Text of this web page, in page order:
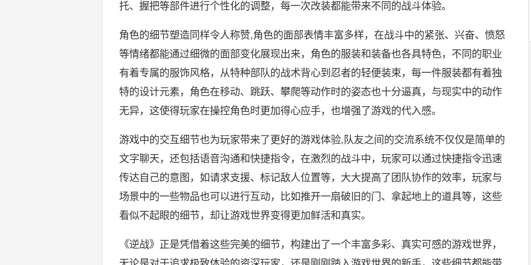
托、握把等部件进行个性化的调整，每一次改装都能带来不同的战斗体验。
角色的细节塑造同样令人称赞,角色的面部表情丰富多样，在战斗中的紧张、兴奋、愤怒
等情绪都能通过细微的面部变化展现出来，角色的服装和装备也各具特色，不同的职业
有着专属的服饰风格，从特种部队的战术背心到忍者的轻便装束，每一件服装都有着独
特的设计元素，角色在移动、跳跃、攀爬等动作时的姿态也十分逼真，与现实中的动作
无异，这使得玩家在操控角色时更加得心应手，也增强了游戏的代入感。
游戏中的交互细节也为玩家带来了更好的游戏体验,队友之间的交流系统不仅仅是简单的
文字聊天，还包括语音沟通和快捷指令，在激烈的战斗中，玩家可以通过快捷指令迅速
传达自己的意图，如请求支援、标记敌人位置等，大大提高了团队协作的效率，玩家与
场景中的一些物品也可以进行互动，比如推开一扇破旧的门、拿起地上的道具等，这些
看似不起眼的细节，却让游戏世界变得更加鲜活和真实。
《逆战》正是凭借着这些完美的细节，构建出了一个丰富多彩、真实可感的游戏世界，